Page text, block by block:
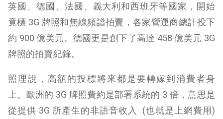
英國、德國、法國、義大利和西班牙等國家，開始
竟標 3G 牌照和無線頻譜拍賣，各家營運商總計投下
約 900 億美元。德國更是創下了高達 458 億美元 3G
牌照的拍賣紀錄。
照理說，高額的投標將來都是要轉嫁到消費者身
上。歐洲的 3G 牌照費約是部署系統的 3 倍，意思是
從提供 3G 所產生的非語音收入 (也就是上網費用)